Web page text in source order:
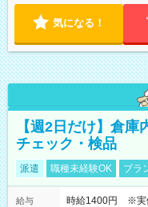
気になる！
【週2日だけ】倉
チェック・検品
派遣 職種未経験OK ブラ
給与
時給1400円 ※実